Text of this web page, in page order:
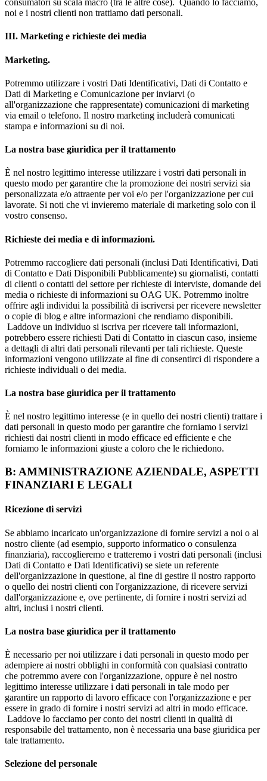
consumatori su scala macro (tra le altre cose). Quando lo facciamo,
noi e i nostri clienti non trattiamo dati personali.
III. Marketing e richieste dei media
Marketing.
Potremmo utilizzare i vostri Dati Identificativi, Dati di Contatto e
Dati di Marketing e Comunicazione per inviarvi (o
all'organizzazione che rappresentate) comunicazioni di marketing
via email o telefono. Il nostro marketing includerà comunicati
stampa e informazioni su di noi.
La nostra base giuridica per il trattamento
È nel nostro legittimo interesse utilizzare i vostri dati personali in
questo modo per garantire che la promozione dei nostri servizi sia
personalizzata e/o attraente per voi e/o per l'organizzazione per cui
lavorate. Si noti che vi invieremo materiale di marketing solo con il
vostro consenso.
Richieste dei media e di informazioni.
Potremmo raccogliere dati personali (inclusi Dati Identificativi, Dati
di Contatto e Dati Disponibili Pubblicamente) su giornalisti, contatti
di clienti o contatti del settore per richieste di interviste, domande dei
media o richieste di informazioni su OAG UK. Potremmo inoltre
offrire agli individui la possibilità di iscriversi per ricevere newsletter
o copie di blog e altre informazioni che rendiamo disponibili.
Laddove un individuo si iscriva per ricevere tali informazioni,
potrebbero essere richiesti Dati di Contatto in ciascun caso, insieme
a dettagli di altri dati personali rilevanti per tali richieste. Queste
informazioni vengono utilizzate al fine di consentirci di rispondere a
richieste individuali o dei media.
La nostra base giuridica per il trattamento
È nel nostro legittimo interesse (e in quello dei nostri clienti) trattare i
dati personali in questo modo per garantire che forniamo i servizi
richiesti dai nostri clienti in modo efficace ed efficiente e che
forniamo le informazioni giuste a coloro che le richiedono.
B: AMMINISTRAZIONE AZIENDALE, ASPETTI
FINANZIARI E LEGALI
Ricezione di servizi
Se abbiamo incaricato un'organizzazione di fornire servizi a noi o al
nostro cliente (ad esempio, supporto informatico o consulenza
finanziaria), raccoglieremo e tratteremo i vostri dati personali (inclusi
Dati di Contatto e Dati Identificativi) se siete un referente
dell'organizzazione in questione, al fine di gestire il nostro rapporto
o quello dei nostri clienti con l'organizzazione, di ricevere servizi
dall'organizzazione e, ove pertinente, di fornire i nostri servizi ad
altri, inclusi i nostri clienti.
La nostra base giuridica per il trattamento
È necessario per noi utilizzare i dati personali in questo modo per
adempiere ai nostri obblighi in conformità con qualsiasi contratto
che potremmo avere con l'organizzazione, oppure è nel nostro
legittimo interesse utilizzare i dati personali in tale modo per
garantire un rapporto di lavoro efficace con l'organizzazione e per
essere in grado di fornire i nostri servizi ad altri in modo efficace.
Laddove lo facciamo per conto dei nostri clienti in qualità di
responsabile del trattamento, non è necessaria una base giuridica per
tale trattamento.
Selezione del personale